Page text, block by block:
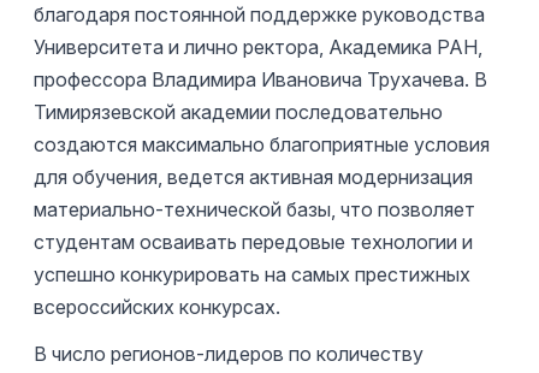
благодаря постоянной поддержке руководства
Университета и лично ректора, Академика РАН,
профессора Владимира Ивановича Трухачева. В
Тимирязевской академии последовательно
создаются максимально благоприятные условия
для обучения, ведется активная модернизация
материально-технической базы, что позволяет
студентам осваивать передовые технологии и
успешно конкурировать на самых престижных
всероссийских конкурсах.
В число регионов-лидеров по количеству